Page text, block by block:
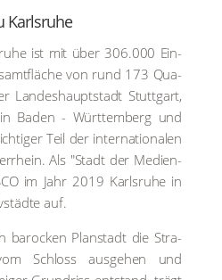
Karls­ru­he
ist mit über 306.000 Ein­
von rund 173 Qua­
Lan­des­haupt­stadt Stutt­gart,
Baden - Würt­tem­berg und
Teil der inter­na­tio­na­len
Als "Stadt der Medi­en­
im Jahr 2019 Karls­ru­he in
auf.
baro­cken Plan­stadt die Stra­
Schloss aus­ge­hen und